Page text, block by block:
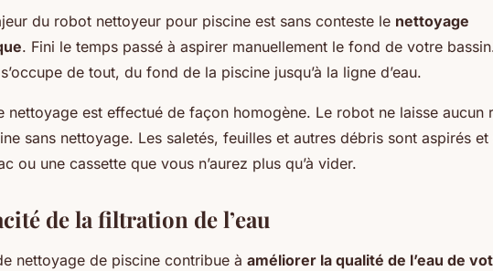
du robot nettoyeur pour piscine est sans conteste le nettoyage
. Fini le temps passé à aspirer manuellement le fond de votre
de tout, du fond de la piscine jusqu’à la ligne d’eau.
nettoyage est effectué de façon homogène. Le robot ne laisse aucun
sans nettoyage. Les saletés, feuilles et autres débris sont aspirés
ou une cassette que vous n’aurez plus qu’à vider.
de la filtration de l’eau
nettoyage de piscine contribue à améliorer la qualité de l’eau de